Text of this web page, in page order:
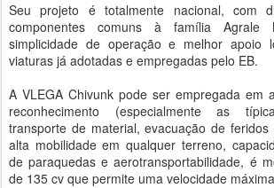
Seu projeto é totalmente nacional, com
componentes comuns à família Agrale
simplicidade de operação e melhor apoio
viaturas já adotadas e empregadas pelo EB.
A VLEGA Chivunk pode ser empregada em
reconhecimento (especialmente as
transporte de material, evacuação de feridos
alta mobilidade em qualquer terreno,
de paraquedas e aerotransportabilidade, é
de 135 cv que permite uma velocidade